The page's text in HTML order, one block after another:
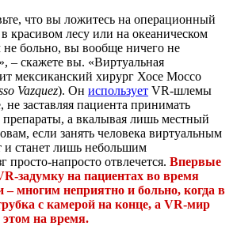
что вы ложитесь на операционный
в красивом лесу или на океаническом
больно, вы вообще ничего не
– скажете вы. «Виртуальная
мексиканский хирург Хосе Моссо
Vazquez). Он использует VR-шлемы
заставляя пациента принимать
а вкалывая лишь местный
если занять человека виртуальным
и станет лишь небольшим
просто-напросто отвлечется. Впервые
задумку на пациентах во время
– многим неприятно и больно, когда в
с камерой на конце, а VR-мир
этом на время.